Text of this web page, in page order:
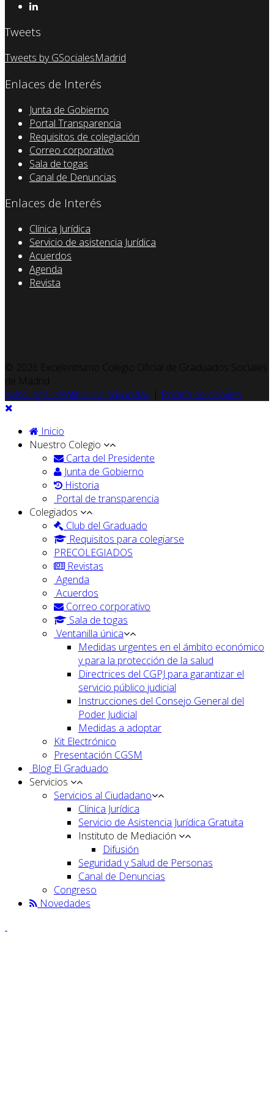
Tweets
Tweets by GSocialesMadrid
Enlaces de Interés
Junta de Gobierno
Portal Transparencia
Requisitos de colegiación
Correo corporativo
Sala de togas
Canal de Denuncias
Enlaces de Interés
Clínica Jurídica
Servicio de asistencia Jurídica
Acuerdos
Agenda
Revista
© 2026 Excelentísimo Colegio Oficial de Graduados Sociales
de Madrid
Aviso legal y Política de privacidad
Política de cookies
Inicio
Nuestro Colegio
Carta del Presidente
Junta de Gobierno
Historia
Portal de transparencia
Colegiados
Club del Graduado
Requisitos para colegiarse
PRECOLEGIADOS
Revistas
Agenda
Acuerdos
Correo corporativo
Sala de togas
Ventanilla única
Medidas urgentes en el ámbito económico
y para la protección de la salud
Directrices del CGPJ para garantizar el
servicio público judicial
Instrucciones del Consejo General del
Poder Judicial
Medidas a adoptar
Kit Electrónico
Presentación CGSM
Blog El Graduado
Servicios
Servicios al Ciudadano
Clínica Jurídica
Servicio de Asistencia Jurídica Gratuita
Instituto de Mediación
Difusión
Seguridad y Salud de Personas
Canal de Denuncias
Congreso
Novedades